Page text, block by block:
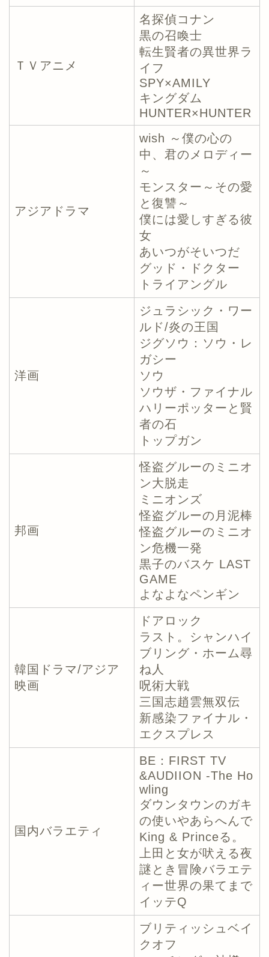
ＴＶアニメ
名探偵コナン
黒の召喚士
転生賢者の異世界ラ
イフ
SPY×AMILY
キングダム
HUNTER×HUNTER
アジアドラマ
wish ～僕の心の
中、君のメロディー
～
モンスター～その愛
と復讐～
僕には愛しすぎる彼
女
あいつがそいつだ
グッド・ドクター
トライアングル
洋画
ジュラシック・ワー
ルド/炎の王国
ジグソウ：ソウ・レ
ガシー
ソウ
ソウザ・ファイナル
ハリーポッターと賢
者の石
トップガン
邦画
怪盗グルーのミニオ
ン大脱走
ミニオンズ
怪盗グルーの月泥棒
怪盗グルーのミニオ
ン危機一発
黒子のバスケ LAST
GAME
よなよなペンギン
韓国ドラマ/アジア
映画
ドアロック
ラスト。シャンハイ
ブリング・ホーム尋
ね人
呪術大戦
三国志趙雲無双伝
新感染ファイナル・
エクスプレス
国内バラエティ
BE：FIRST TV
&AUDIION -The Ho
wling
ダウンタウンのガキ
の使いやあらへんで
King & Princeる。
上田と女が吠える夜
謎とき冒険バラエテ
ィー世界の果てまで
イッテQ
ブリティッシュベイ
クオフ